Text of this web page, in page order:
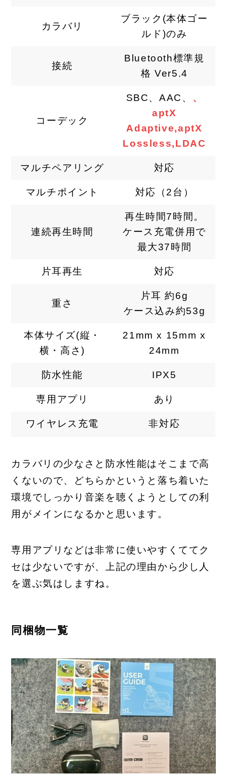
カラバリ
ブラック(本体ゴー
ルド)のみ
接続
Bluetooth標準規
格 Ver5.4
コーデック
SBC、AAC、
、
aptX
Adaptive,aptX
Lossless,LDAC
マルチペアリング 対応
マルチポイント 対応（2台）
連続再生時間
再生時間7時間。
ケース充電併用で
最大37時間
片耳再生 対応
重さ
片耳 約6g
ケース込み約53g
本体サイズ(縦・
横・高さ)
21mm x 15mm x
24mm
防水性能 IPX5
専用アプリ あり
ワイヤレス充電 非対応
カラバリの少なさと防水性能はそこまで高
くないので、どちらかというと落ち着いた
環境でしっかり音楽を聴くようとしての利
用がメインになるかと思います。
専用アプリなどは非常に使いやすくててク
セは少ないですが、上記の理由から少し人
を選ぶ気はしますね。
同梱物一覧